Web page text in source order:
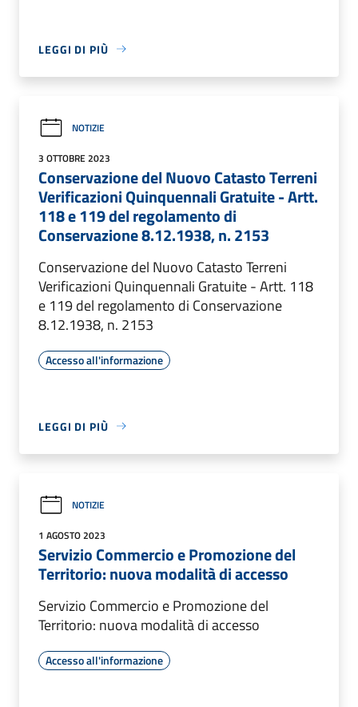
LEGGI DI PIÙ
NOTIZIE
3 OTTOBRE 2023
Conservazione del Nuovo Catasto Terreni
Verificazioni Quinquennali Gratuite - Artt.
118 e 119 del regolamento di
Conservazione 8.12.1938, n. 2153
Conservazione del Nuovo Catasto Terreni
Verificazioni Quinquennali Gratuite - Artt. 118
e 119 del regolamento di Conservazione
8.12.1938, n. 2153
Accesso all'informazione
LEGGI DI PIÙ
NOTIZIE
1 AGOSTO 2023
Servizio Commercio e Promozione del
Territorio: nuova modalità di accesso
Servizio Commercio e Promozione del
Territorio: nuova modalità di accesso
Accesso all'informazione